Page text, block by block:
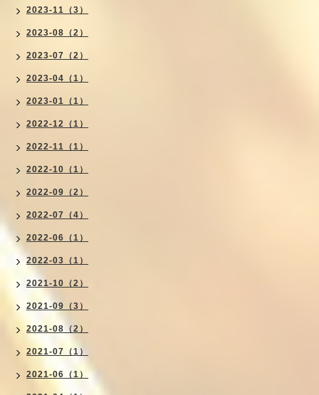
2023-11（3）
2023-08（2）
2023-07（2）
2023-04（1）
2023-01（1）
2022-12（1）
2022-11（1）
2022-10（1）
2022-09（2）
2022-07（4）
2022-06（1）
2022-03（1）
2021-10（2）
2021-09（3）
2021-08（2）
2021-07（1）
2021-06（1）